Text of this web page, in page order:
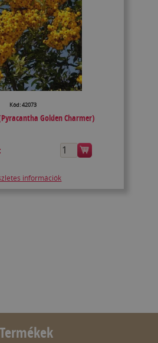
Kód: 42073
Golden Charmer)
információk
Termékek